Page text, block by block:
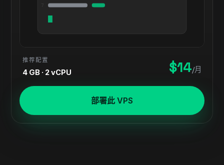
推荐配置
4 GB · 2 vCPU $14/月
部署此 VPS